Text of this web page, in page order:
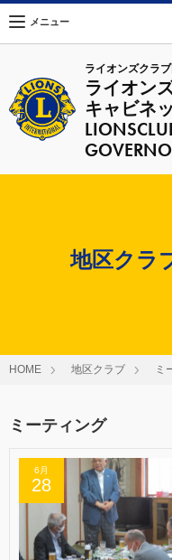
ライオンズクラ
ライオン
キャビネ
メニュー
地区クラ
HOME 地区クラブ ミ
ミーティング
6月
28